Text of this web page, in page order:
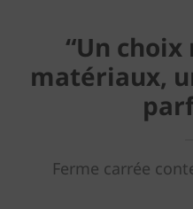
“Un
matériaux,
Ferme carrée